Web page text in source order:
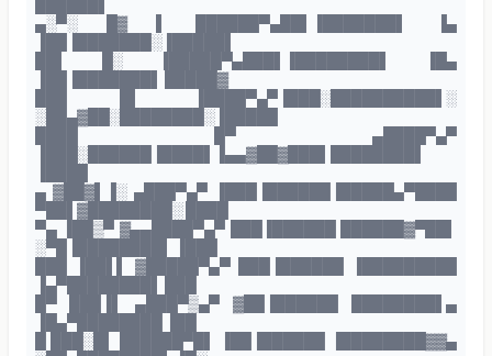
▄░▀░ █▓ ▌ ██████▀▄██▌▐███████▌ ▐▄
▐██▐███████░▐█████▌
██▌ █░ ▐█████▀▄███▌▐████████▌ ▐█▄
▐██▐███████▌ █████▓
███ █▌ ▐████▀▄▀▐███░██████████▌░
░██▄▓██░████████░▐█████
████ █▀ ▄████▀▄▀
▐███░██████▐████▌▐▄▄▓██▓███▌████████▌
▄ ▓██▓▌▐░ ▄███▀▄▀ ▐███▐██████▐█████▄▀████
▀██▌▓████████░ ████
▀▄ ▐██▒▀ ▓▄▄████▀▄▀ ███▐██████ ██████▓▀██▌
░▀█▐████████▌ ▐███
███ ▐██▌▌ ▓█████▀▄▀ ███▐██████ ▐█████████
▐▄▀████████▌ ███
█▀ ███▐▌ ▄███▀▒▄▀ ▓██▐██████ ████████▌▄
▐█▄▀████████ ▐██
█ ███░█▌ ██████▀█▌ ▐██▐██████ ▐████████▓▓▄